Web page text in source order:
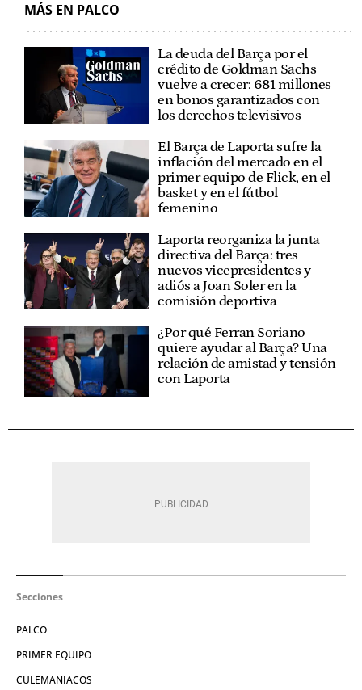
MÁS EN PALCO
La deuda del Barça por el
crédito de Goldman Sachs
vuelve a crecer: 681 millones
en bonos garantizados con
los derechos televisivos
El Barça de Laporta sufre la
inflación del mercado en el
primer equipo de Flick, en el
basket y en el fútbol
femenino
Laporta reorganiza la junta
directiva del Barça: tres
nuevos vicepresidentes y
adiós a Joan Soler en la
comisión deportiva
¿Por qué Ferran Soriano
quiere ayudar al Barça? Una
relación de amistad y tensión
con Laporta
Secciones
PALCO
PRIMER EQUIPO
CULEMANIACOS